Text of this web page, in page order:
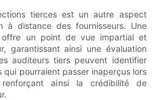
tierces est un autre aspect
à distance des fournisseurs. Une
un point de vue impartial et
garantissant ainsi une évaluation
auditeurs tiers peuvent identifier
qui pourraient passer inaperçus lors
renforçant ainsi la crédibilité de